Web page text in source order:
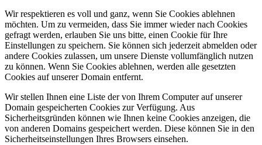
Wir respektieren es voll und ganz, wenn Sie Cookies ablehnen
möchten. Um zu vermeiden, dass Sie immer wieder nach Cookies
gefragt werden, erlauben Sie uns bitte, einen Cookie für Ihre
Einstellungen zu speichern. Sie können sich jederzeit abmelden oder
andere Cookies zulassen, um unsere Dienste vollumfänglich nutzen
zu können. Wenn Sie Cookies ablehnen, werden alle gesetzten
Cookies auf unserer Domain entfernt.
Wir stellen Ihnen eine Liste der von Ihrem Computer auf unserer
Domain gespeicherten Cookies zur Verfügung. Aus
Sicherheitsgründen können wie Ihnen keine Cookies anzeigen, die
von anderen Domains gespeichert werden. Diese können Sie in den
Sicherheitseinstellungen Ihres Browsers einsehen.